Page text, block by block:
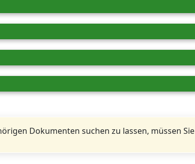
Dokumenten suchen zu lassen, müssen Sie